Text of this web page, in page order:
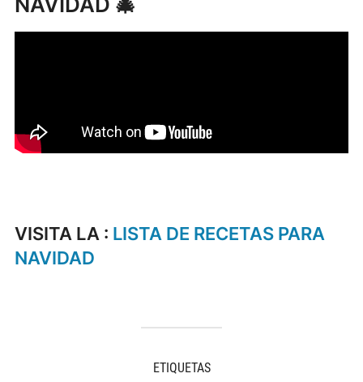
VISITA LA : LISTA DE RECETAS PARA
NAVIDAD
ETIQUETAS